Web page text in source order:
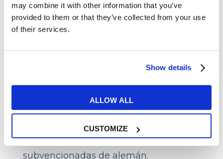
may combine it with other information that you’ve
provided to them or that they’ve collected from your use
of their services.
Show details
ALLOW ALL
CUSTOMIZE
para ser au pair
Aunque se puede ir prácticamente a
Alemania: gran demanda de au pairs y
posibilidad de asistir a clases
subvencionadas de alemán.